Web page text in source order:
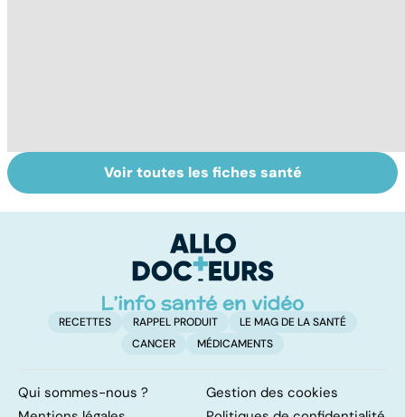
Narcolepsie : des
crises de
Bien dormir,
mais... sans
Voir toutes les fiches santé
RECETTES RAPPEL PRODUIT
LE MAG DE LA SANTÉ
CANCER
MÉDICAMENTS
Qui sommes-nous ?
Gestion des cookies